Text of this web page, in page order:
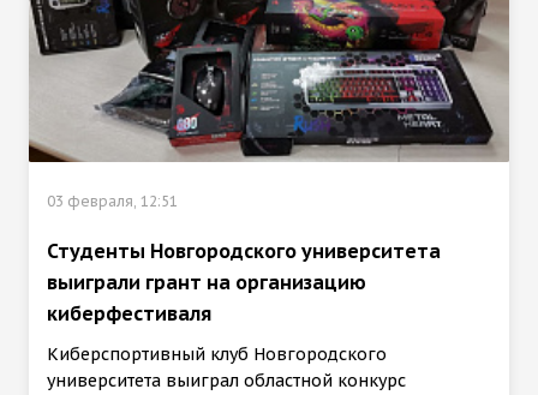
03 февраля, 12:51
Студенты Новгородского университета
выиграли грант на организацию
киберфестиваля
Киберспортивный клуб Новгородского
университета выиграл областной конкурс